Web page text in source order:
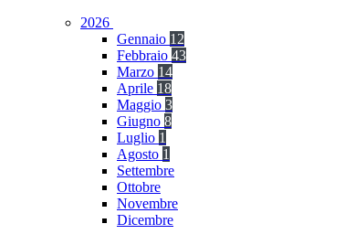
2026
Gennaio 12
Febbraio 43
Marzo 14
Aprile 18
Maggio 3
Giugno 8
Luglio 1
Agosto 1
Settembre
Ottobre
Novembre
Dicembre